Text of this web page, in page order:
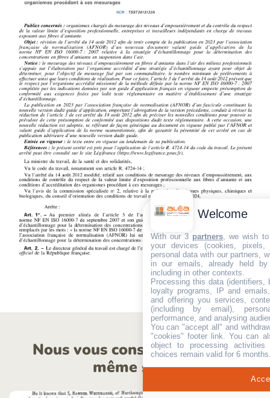
Nous vous conseillons sur le
même sujet
Welcome
With our 3 partners , we wish
your devices (cookies,
personal data with our partners,
in our emails, already held
including in other contexts.
Processing this data (identifiers,
loyalty programs, IP and
and offering you services,
(including by email),
performance, and analysing
You can "accept all" and
"cookies" footer link . You can
object to processing
choices remain valid for 6